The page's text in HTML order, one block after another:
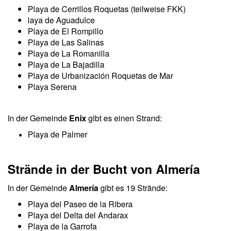
Playa de Cerrillos Roquetas (teilweise FKK)
laya de Aguadulce
Playa de El Rompillo
Playa de Las Salinas
Playa de La Romanilla
Playa de La Bajadilla
Playa de Urbanización Roquetas de Mar
Playa Serena
In der Gemeinde Enixgibt es einen Strand:
Playa de Palmer
Strände in der Bucht von Almería
In der GemeindeAlmeríagibt es 19 Strände:
Playa del Paseo de la Ribera
Playa del Delta del Andarax
Playa de la Garrofa